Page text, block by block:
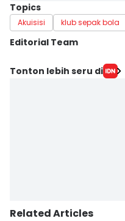
Topics
Akuisisi klub sepak bola
Editorial Team
Editor
Tonton lebih seru di
Related Articles